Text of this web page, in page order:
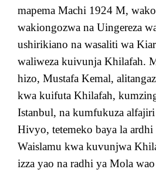
mapema Machi 1924 M,
wakiongozwa na Uingereza
ushirikiano na wasaliti wa
waliweza kuivunja Khilafah.
hizo, Mustafa Kemal,
kwa kuifuta Khilafah,
Istanbul, na kumfukuza
Hivyo, tetemeko baya la
Waislamu kwa kuvunjwa
izza yao na radhi ya Mola